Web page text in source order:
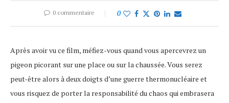
0 commentaire 0
Après avoir vu ce film, méfiez-vous quand vous apercevrez un
pigeon picorant sur une place ou sur la chaussée. Vous serez
peut-être alors à deux doigts d’une guerre thermonucléaire et
vous risquez de porter la responsabilité du chaos qui embrasera